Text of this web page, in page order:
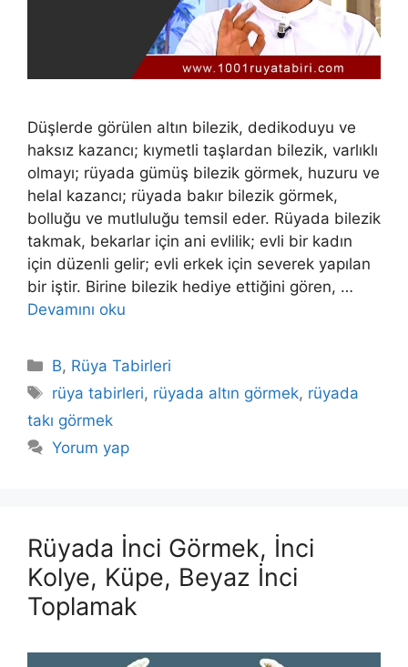
Düşlerde görülen altın bilezik, dedikoduyu ve
haksız kazancı; kıymet­li taşlardan bilezik, varlıklı
olmayı; rüyada gümüş bilezik görmek, huzuru ve
helal kazancı; rüyada bakır bilezik görmek,
bolluğu ve mutluluğu temsil eder. Rüyada bilezik
takmak, bekarlar için ani evlilik; evli bir kadın
için düzenli gelir; evli erkek için severek yapılan
bir iştir. Biri­ne bilezik hediye ettiğini gören, …
Devamını oku
Kategoriler
B, Rüya Tabirleri
Etiketler
rüya tabirleri, rüyada altın görmek, rüyada
takı görmek
Yorum yap
Rüyada İnci Görmek, İnci
Kolye, Küpe, Beyaz İnci
Toplamak